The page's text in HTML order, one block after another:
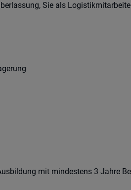
Sie als
mit mindestens 3 Jahre